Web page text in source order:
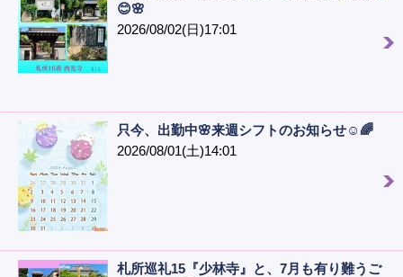
😊🌸
2026/08/02(日)17:01
只今、出勤中🌸来週シフトのお知らせ☺️🌈
2026/08/01(土)14:01
札所巡礼15『少林寺』と、7月も有り難うご